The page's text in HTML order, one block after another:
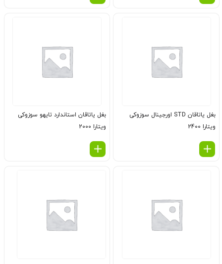
بغل یاتاقان STD اورجینال سوزوکی
ویتارا 2400
بغل یاتاقان استاندارد تایهو سوزوکی
ویتارا 2000